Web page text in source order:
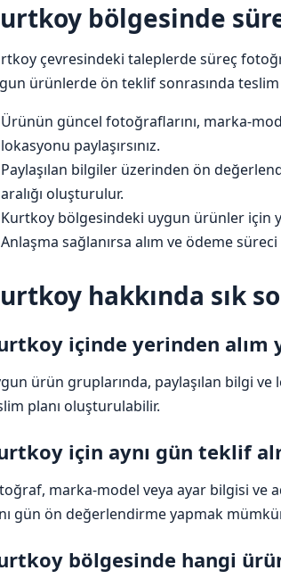
bölgesinde
çevresindeki taleplerde süreç
ürünlerde ön teklif sonrasında teslim
Ürünün güncel fotoğraflarını, marka-
lokasyonu paylaşırsınız.
Paylaşılan bilgiler üzerinden ön
aralığı oluşturulur.
Kurtkoy bölgesindeki uygun ürünler için
Anlaşma sağlanırsa alım ve ödeme süreci
hakkında sık
içinde yerinden alım
ürün gruplarında, paylaşılan bilgi
planı oluşturulabilir.
için aynı gün teklif
marka-model veya ayar bilgisi
gün ön değerlendirme yapmak
bölgesinde hangi